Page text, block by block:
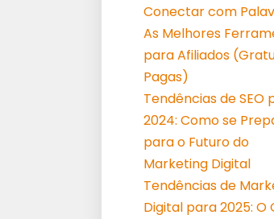
Conectar com
As Melhores
para Afiliados
Pagas)
Tendências de SEO
2024: Como se
para o Futuro do
Marketing Digital
Tendências de
Digital para 2025: O